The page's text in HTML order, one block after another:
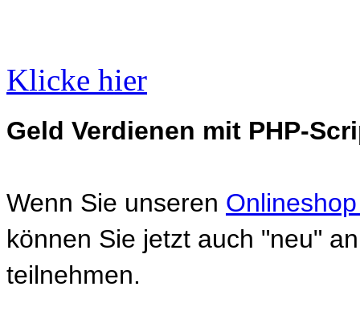
Klicke hier
Geld Verdienen mit PHP-
Wenn Sie unseren
können Sie jetzt auch "neu"
teilnehmen.